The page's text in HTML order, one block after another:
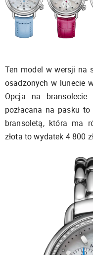
Ten model w wersji na
osadzonych w lunecie
Opcja na
pozłacana na pasku
bransoletą, która ma
złota to wydatek 4 800